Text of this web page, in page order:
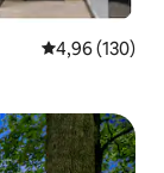
Évaluation
4,96 (130)